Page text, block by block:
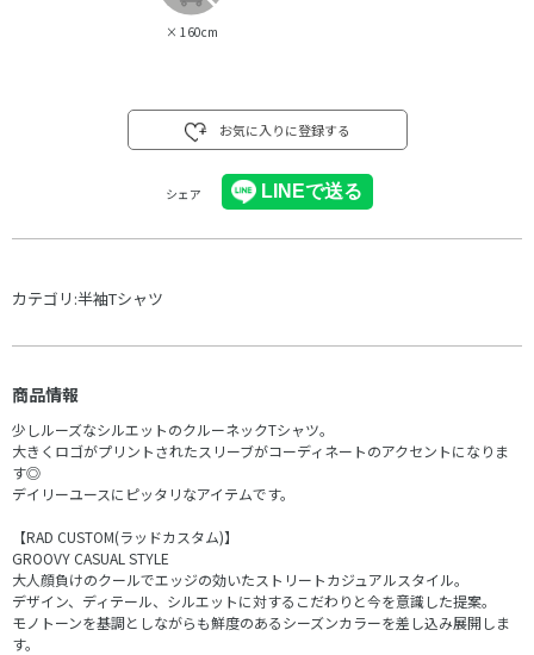
× 160cm
お気に入りに登録する
シェア
カテゴリ:半袖Tシャツ
商品情報
少しルーズなシルエットのクルーネックTシャツ。
大きくロゴがプリントされたスリーブがコーディネートのアクセントになりま
す◎
デイリーユースにピッタリなアイテムです。
【RAD CUSTOM(ラッドカスタム)】
GROOVY CASUAL STYLE
大人顔負けのクールでエッジの効いたストリートカジュアルスタイル。
デザイン、ディテール、シルエットに対するこだわりと今を意識した提案。
モノトーンを基調としながらも鮮度のあるシーズンカラーを差し込み展開しま
す。